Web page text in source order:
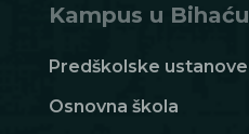
Kampus u Bihaću
Predškolske ustanove
Osnovna škola